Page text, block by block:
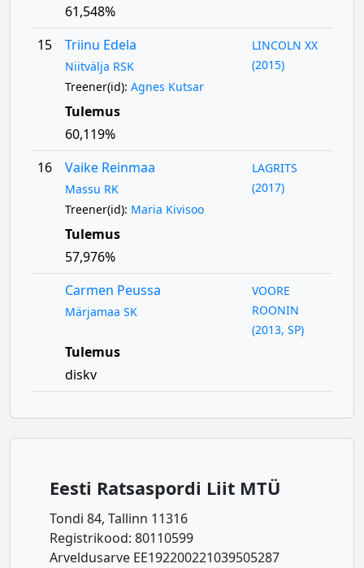
61,548%
15
Triinu Edela
Niitvälja RSK
Treener(id): Agnes Kutsar
LINCOLN XX
(2015)
Tulemus
60,119%
16
Vaike Reinmaa
Massu RK
Treener(id): Maria Kivisoo
LAGRITS
(2017)
Tulemus
57,976%
Carmen Peussa
Märjamaa SK
VOORE
ROONIN
(2013, SP)
Tulemus
diskv
Eesti Ratsaspordi Liit MTÜ
Tondi 84, Tallinn 11316
Registrikood: 80110599
Arveldusarve EE192200221039505287